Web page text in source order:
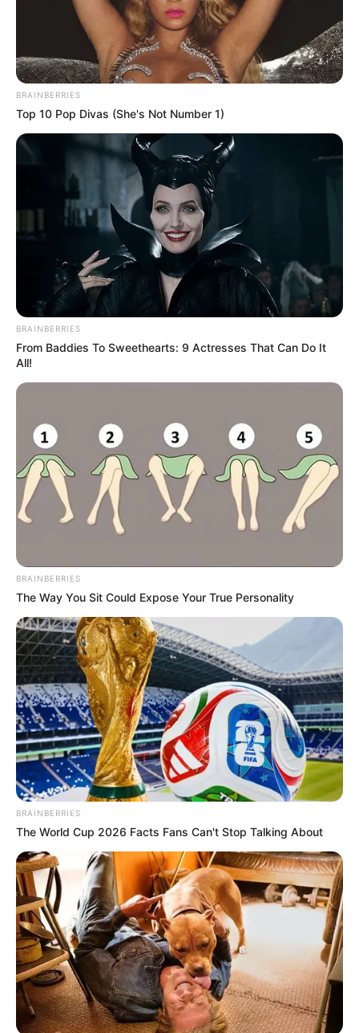
Suchen:
Auf einigen Seiten dieses Projektes sind Affiliate-
Angebote integriert. Wenn etwas darüber gebucht oder
gekauft wird, ist das eine Unterstützung, ohne dass sich
dadurch der Preis ändert.
BRAINBERRIES
Top 10 Pop Divas (She's Not Number 1)
BRAINBERRIES
From Baddies To Sweethearts: 9 Actresses That Can Do It
All!
BRAINBERRIES
The Way You Sit Could Expose Your True Personality
BRAINBERRIES
The World Cup 2026 Facts Fans Can't Stop Talking About